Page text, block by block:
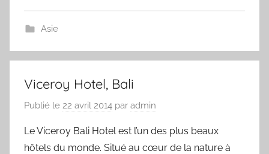
Asie
Viceroy Hotel, Bali
Publié le 22 avril 2014 par admin
Le Viceroy Bali Hotel est l’un des plus beaux
hôtels du monde. Situé au cœur de la nature à